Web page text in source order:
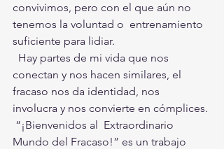
convivimos, pero con el que aún no
tenemos la voluntad o  entrenamiento
suficiente para lidiar.
conectan y nos hacen similares, el
fracaso nos da identidad, nos
involucra y nos convierte en cómplices.
Mundo del Fracaso!” es un trabajo